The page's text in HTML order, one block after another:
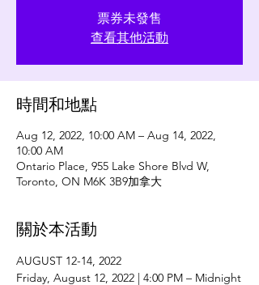
票券未發售
查看其他活動
時間和地點
Aug 12, 2022, 10:00 AM – Aug 14, 2022,
10:00 AM
Ontario Place, 955 Lake Shore Blvd W,
Toronto, ON M6K 3B9加拿大
關於本活動
AUGUST 12-14, 2022
Friday, August 12, 2022 | 4:00 PM – Midnight